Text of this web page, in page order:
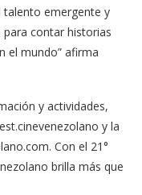
emergente y
contar historias
el mundo” afirma
y actividades,
y la
Con el 21°
brilla más que